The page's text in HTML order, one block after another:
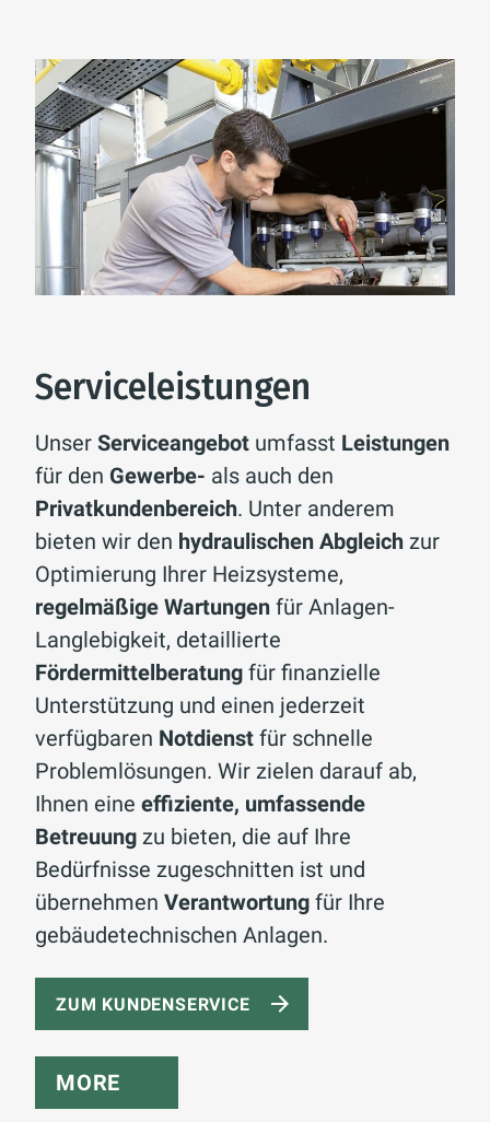
Serviceleistungen
Unser Serviceangebot umfasst Leistungen
für den Gewerbe- als auch den
Privatkundenbereich. Unter anderem
bieten wir den hydraulischen Abgleich zur
Optimierung Ihrer Heizsysteme,
regelmäßige Wartungen für Anlagen-
Langlebigkeit, detaillierte
Fördermittelberatung für finanzielle
Unterstützung und einen jederzeit
verfügbaren Notdienst für schnelle
Problemlösungen. Wir zielen darauf ab,
Ihnen eine effiziente, umfassende
Betreuung zu bieten, die auf Ihre
Bedürfnisse zugeschnitten ist und
übernehmen Verantwortung für Ihre
gebäudetechnischen Anlagen.
ZUM KUNDENSERVICE
MORE